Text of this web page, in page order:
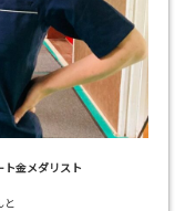
ト金メダリスト
と